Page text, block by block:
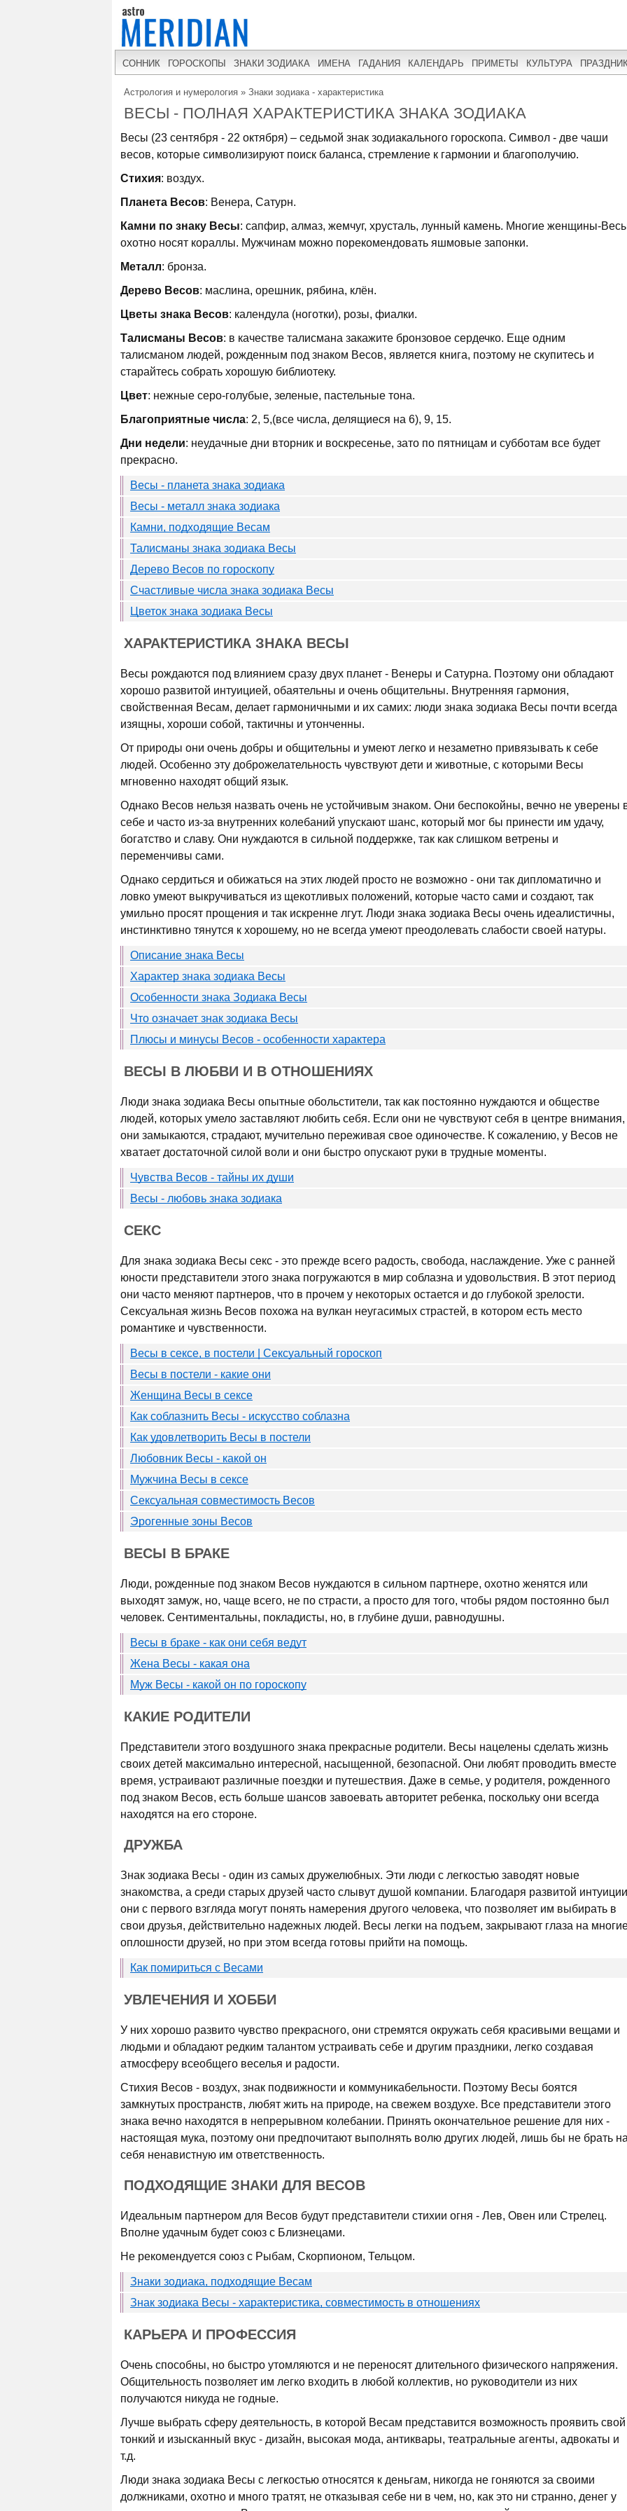
СОННИК ГОРОСКОПЫ ЗНАКИ ЗОДИАКА ИМЕНА ГАДАНИЯ КАЛЕНДАРЬ ПРИМЕТЫ КУЛЬТУРА
Астрология и нумерология » Знаки зодиака - характеристика
ВЕСЫ - ПОЛНАЯ ХАРАКТЕРИСТИКА ЗНАКА ЗОДИАКА
Весы (23 сентября - 22 октября) – седьмой знак зодиакального гороскопа. Символ - две чаши
весов, которые символизируют поиск баланса, стремление к гармонии и благополучию.
Стихия: воздух.
Планета Весов: Венера, Сатурн.
Камни по знаку Весы: сапфир, алмаз, жемчуг, хрусталь, лунный камень. Многие женщины-
охотно носят кораллы. Мужчинам можно порекомендовать яшмовые запонки.
Металл: бронза.
Дерево Весов: маслина, орешник, рябина, клён.
Цветы знака Весов: календула (ноготки), розы, фиалки.
Талисманы Весов: в качестве талисмана закажите бронзовое сердечко. Еще одним
талисманом людей, рожденным под знаком Весов, является книга, поэтому не скупитесь и
старайтесь собрать хорошую библиотеку.
Цвет: нежные серо-голубые, зеленые, пастельные тона.
Благоприятные числа: 2, 5,(все числа, делящиеся на 6), 9, 15.
Дни недели: неудачные дни вторник и воскресенье, зато по пятницам и субботам все будет
прекрасно.
Весы - планета знака зодиака
Весы - металл знака зодиака
Камни, подходящие Весам
Талисманы знака зодиака Весы
Дерево Весов по гороскопу
Счастливые числа знака зодиака Весы
Цветок знака зодиака Весы
ХАРАКТЕРИСТИКА ЗНАКА ВЕСЫ
Весы рождаются под влиянием сразу двух планет - Венеры и Сатурна. Поэтому они обладают
хорошо развитой интуицией, обаятельны и очень общительны. Внутренняя гармония,
свойственная Весам, делает гармоничными и их самих: люди знака зодиака Весы почти всегда
изящны, хороши собой, тактичны и утонченны.
От природы они очень добры и общительны и умеют легко и незаметно привязывать к себе
людей. Особенно эту доброжелательность чувствуют дети и животные, с которыми Весы
мгновенно находят общий язык.
Однако Весов нельзя назвать очень не устойчивым знаком. Они беспокойны, вечно не уверены
себе и часто из-за внутренних колебаний упускают шанс, который мог бы принести им удачу,
богатство и славу. Они нуждаются в сильной поддержке, так как слишком ветрены и
переменчивы сами.
Однако сердиться и обижаться на этих людей просто не возможно - они так дипломатично и
ловко умеют выкручиваться из щекотливых положений, которые часто сами и создают, так
умильно просят прощения и так искренне лгут. Люди знака зодиака Весы очень идеалистичны,
инстинктивно тянутся к хорошему, но не всегда умеют преодолевать слабости своей натуры.
Описание знака Весы
Характер знака зодиака Весы
Особенности знака Зодиака Весы
Что означает знак зодиака Весы
Плюсы и минусы Весов - особенности характера
ВЕСЫ В ЛЮБВИ И В ОТНОШЕНИЯХ
Люди знака зодиака Весы опытные обольстители, так как постоянно нуждаются и обществе
людей, которых умело заставляют любить себя. Если они не чувствуют себя в центре внимания,
они замыкаются, страдают, мучительно переживая свое одиночестве. К сожалению, у Весов не
хватает достаточной силой воли и они быстро опускают руки в трудные моменты.
Чувства Весов - тайны их души
Весы - любовь знака зодиака
СЕКС
Для знака зодиака Весы секс - это прежде всего радость, свобода, наслаждение. Уже с ранней
юности представители этого знака погружаются в мир соблазна и удовольствия. В этот период
они часто меняют партнеров, что в прочем у некоторых остается и до глубокой зрелости.
Сексуальная жизнь Весов похожа на вулкан неугасимых страстей, в котором есть место
романтике и чувственности.
Весы в сексе, в постели | Сексуальный гороскоп
Весы в постели - какие они
Женщина Весы в сексе
Как соблазнить Весы - искусство соблазна
Как удовлетворить Весы в постели
Любовник Весы - какой он
Мужчина Весы в сексе
Сексуальная совместимость Весов
Эрогенные зоны Весов
ВЕСЫ В БРАКЕ
Люди, рожденные под знаком Весов нуждаются в сильном партнере, охотно женятся или
выходят замуж, но, чаще всего, не по страсти, а просто для того, чтобы рядом постоянно был
человек. Сентиментальны, покладисты, но, в глубине души, равнодушны.
Весы в браке - как они себя ведут
Жена Весы - какая она
Муж Весы - какой он по гороскопу
КАКИЕ РОДИТЕЛИ
Представители этого воздушного знака прекрасные родители. Весы нацелены сделать жизнь
своих детей максимально интересной, насыщенной, безопасной. Они любят проводить вместе
время, устраивают различные поездки и путешествия. Даже в семье, у родителя, рожденного
под знаком Весов, есть больше шансов завоевать авторитет ребенка, поскольку они всегда
находятся на его стороне.
ДРУЖБА
Знак зодиака Весы - один из самых дружелюбных. Эти люди с легкостью заводят новые
знакомства, а среди старых друзей часто слывут душой компании. Благодаря развитой
они с первого взгляда могут понять намерения другого человека, что позволяет им выбирать в
свои друзья, действительно надежных людей. Весы легки на подъем, закрывают глаза на
оплошности друзей, но при этом всегда готовы прийти на помощь.
Как помириться с Весами
УВЛЕЧЕНИЯ И ХОББИ
У них хорошо развито чувство прекрасного, они стремятся окружать себя красивыми вещами и
людьми и обладают редким талантом устраивать себе и другим праздники, легко создавая
атмосферу всеобщего веселья и радости.
Стихия Весов - воздух, знак подвижности и коммуникабельности. Поэтому Весы боятся
замкнутых пространств, любят жить на природе, на свежем воздухе. Все представители этого
знака вечно находятся в непрерывном колебании. Принять окончательное решение для них -
настоящая мука, поэтому они предпочитают выполнять волю других людей, лишь бы не брать
себя ненавистную им ответственность.
ПОДХОДЯЩИЕ ЗНАКИ ДЛЯ ВЕСОВ
Идеальным партнером для Весов будут представители стихии огня - Лев, Овен или Стрелец.
Вполне удачным будет союз с Близнецами.
Не рекомендуется союз с Рыбам, Скорпионом, Тельцом.
Знаки зодиака, подходящие Весам
Знак зодиака Весы - характеристика, совместимость в отношениях
КАРЬЕРА И ПРОФЕССИЯ
Очень способны, но быстро утомляются и не переносят длительного физического напряжения.
Общительность позволяет им легко входить в любой коллектив, но руководители из них
получаются никуда не годные.
Лучше выбрать сферу деятельность, в которой Весам представится возможность проявить свой
тонкий и изысканный вкус - дизайн, высокая мода, антиквары, театральные агенты, адвокаты и
т.д.
Люди знака зодиака Весы с легкостью относятся к деньгам, никогда не гоняются за своими
должниками, охотно и много тратят, не отказывая себе ни в чем, но, как это ни странно, денег у